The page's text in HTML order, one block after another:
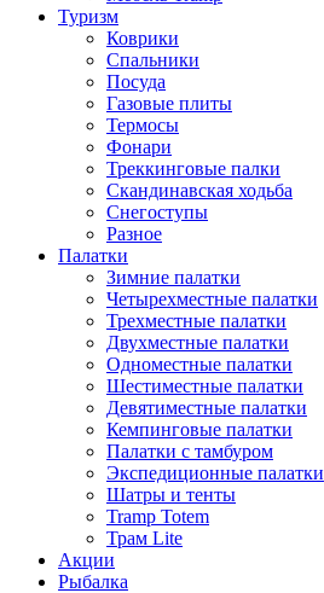
Туризм
Коврики
Спальники
Посуда
Газовые плиты
Термосы
Фонари
Треккинговые палки
Скандинавская ходьба
Снегоступы
Разное
Палатки
Зимние палатки
Четырехместные палатки
Трехместные палатки
Двухместные палатки
Одноместные палатки
Шестиместные палатки
Девятиместные палатки
Кемпинговые палатки
Палатки с тамбуром
Экспедиционные палатки
Шатры и тенты
Tramp Totem
Трам Lite
Акции
Рыбалка